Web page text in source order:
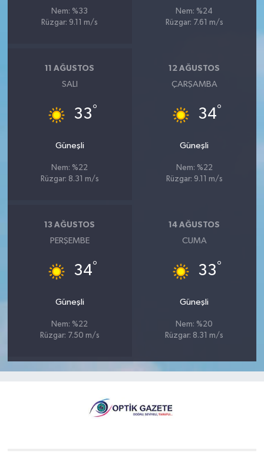
Nem: %33
Rüzgar: 9.11 m/s
Nem: %24
Rüzgar: 7.61 m/s
11 AĞUSTOS
SALI
33°
Güneşli
Nem: %22
Rüzgar: 8.31 m/s
12 AĞUSTOS
ÇARŞAMBA
34°
Güneşli
Nem: %22
Rüzgar: 9.11 m/s
13 AĞUSTOS
PERŞEMBE
34°
Güneşli
Nem: %22
Rüzgar: 7.50 m/s
14 AĞUSTOS
CUMA
33°
Güneşli
Nem: %20
Rüzgar: 8.31 m/s